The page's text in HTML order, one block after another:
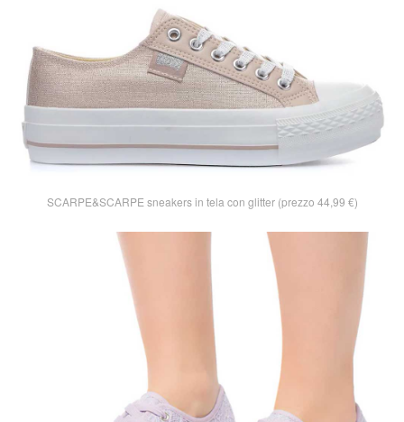
SCARPE&SCARPE sneakers in tela con glitter (prezzo 44,99 €)